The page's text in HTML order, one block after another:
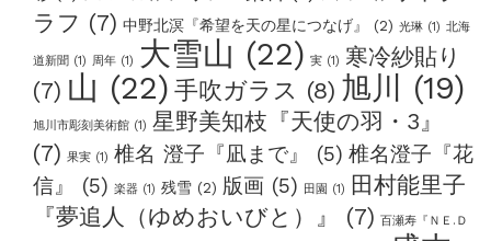
ラフ (7) 中野北溟『希望を天の星につなげ』 (2) 光琳(1) 北海
道新聞 (1) 周年(1) 大雪山 (22) 実(1) 寒冷紗貼り
(7) 山 (22) 手吹ガラス (8) 旭川 (19)
旭川市彫刻美術館(1) 星野美知枝『天使の羽・3』
(7) 果実(1) 椎名 澄子『凪まで』 (5) 椎名澄子『花
信』
(5) 楽器(1) 残雪(2) 版画(5) 田園 (1)
田村能里子
『夢追人（ゆめおいびと）』
(7) 百瀬寿『ＮＥ.Ｄ